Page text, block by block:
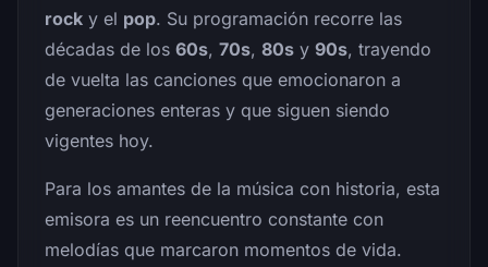
rock y el pop. Su programación recorre las
décadas de los 60s, 70s, 80s y 90s, trayendo
de vuelta las canciones que emocionaron a
generaciones enteras y que siguen siendo
vigentes hoy.
Para los amantes de la música con historia, esta
emisora es un reencuentro constante con
melodías que marcaron momentos de vida.